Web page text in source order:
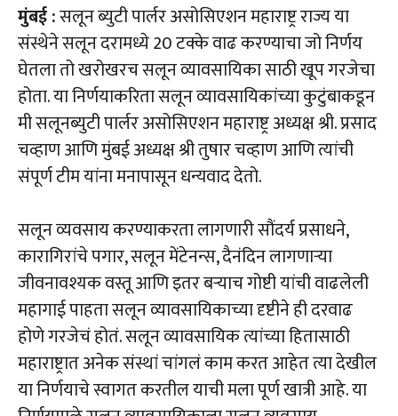
मुंबई :सलून ब्युटी पार्लर असोसिएशन महाराष्ट्र राज्य या
संस्थेने सलून दरामध्ये 20 टक्के वाढ करण्याचा जो निर्णय
घेतला तो खरोखरच सलून व्यावसायिका साठी खूप गरजेचा
होता. या निर्णयाकरिता सलून व्यावसायिकांच्या कुटुंबाकडून
मी सलूनब्युटी पार्लर असोसिएशन महाराष्ट्र अध्यक्ष श्री. प्रसाद
चव्हाण आणि मुंबई अध्यक्ष श्री तुषार चव्हाण आणि त्यांची
संपूर्ण टीम यांना मनापासून धन्यवाद देतो.
सलून व्यवसाय करण्याकरता लागणारी सौंदर्य प्रसाधने,
कारागिरांचे पगार, सलून मेंटेनन्स, दैनंदिन लागणाऱ्या
जीवनावश्यक वस्तू आणि इतर बऱ्याच गोष्टी यांची वाढलेली
महागाई पाहता सलून व्यावसायिकाच्या दृष्टीने ही दरवाढ
होणे गरजेचं होतं. सलून व्यावसायिक त्यांच्या हितासाठी
महाराष्ट्रात अनेक संस्थां चांगलं काम करत आहेत त्या देखील
या निर्णयाचे स्वागत करतील याची मला पूर्ण खात्री आहे. या